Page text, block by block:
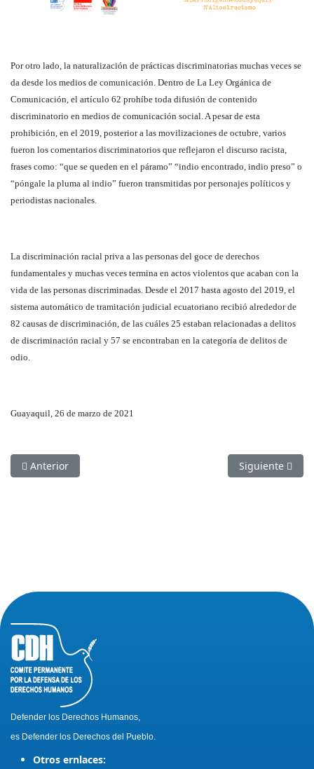
Por otro lado, la naturalización de prácticas discriminatorias muchas veces se
da desde los medios de comunicación. Dentro de La Ley Orgánica de
Comunicación, el artículo 62 prohíbe toda difusión de contenido
discriminatorio en medios de comunicación social. A pesar de esta
prohibición, en el 2019, posterior a las movilizaciones de octubre, varios
fueron los comentarios discriminatorios que reflejaron el discurso racista,
frases como: “que se queden en el páramo” “indio encontrado, indio preso” o
“póngale la pluma al indio” fueron transmitidas por personajes políticos y
periodistas nacionales.
La discriminación racial priva a las personas del goce de derechos
fundamentales y muchas veces termina en actos violentos que acaban con la
vida de las personas discriminadas. Desde el 2017 hasta agosto del 2019, el
sistema automático de tramitación judicial ecuatoriano recibió alrededor de
82 causas de discriminación, de las cuáles 25 estaban relacionadas a delitos
de discriminación racial y 57 se encontraban en la categoría de delitos de
odio.
Guayaquil, 26 de marzo de 2021
Artículo anterior: Tercera Caravana de Solidaridad con los
Anterior Artículo
Siguiente
Defender los Derechos Humanos,
es Defender los Derechos del Pueblo.
Otros ernlaces: